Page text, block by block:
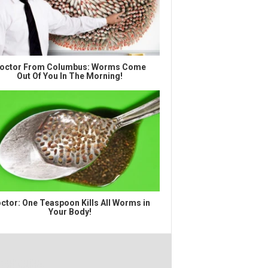
From Columbus: Worms Come
Out Of You In The Morning!
One Teaspoon Kills All Worms in
Your Body!